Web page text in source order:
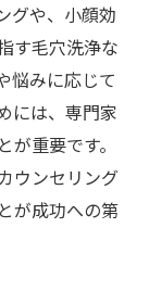
グや、小顔効
す毛穴洗浄な
悩みに応じて
には、専門家
重要です。
ウンセリング
が成功への第